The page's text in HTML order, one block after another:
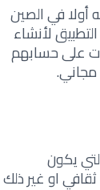
أولا في الصين
التطبيق لأنشاء
على حسابهم
مجاني.
يكون
او غير ذلك